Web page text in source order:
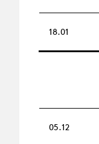
18.01
05.12